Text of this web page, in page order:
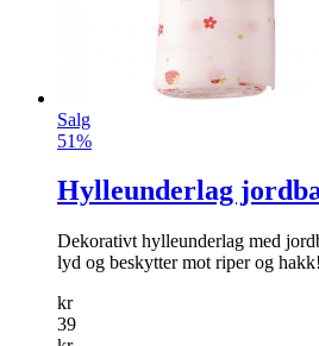
Salg
51%
Hylleunderlag
Dekorativt hylleunderlag med
lyd og beskytter mot riper og hakk!
kr
39